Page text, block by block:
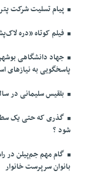
پیام تسلیت شرکت
فیلم کوتاه «دره
جهاد دانشگاهی
پاسخگویی به نیازهای
بلقیس سلیمانی در
شود ؟
گام مهم جم‌پیلن در
بانوان سرپرست خانوار